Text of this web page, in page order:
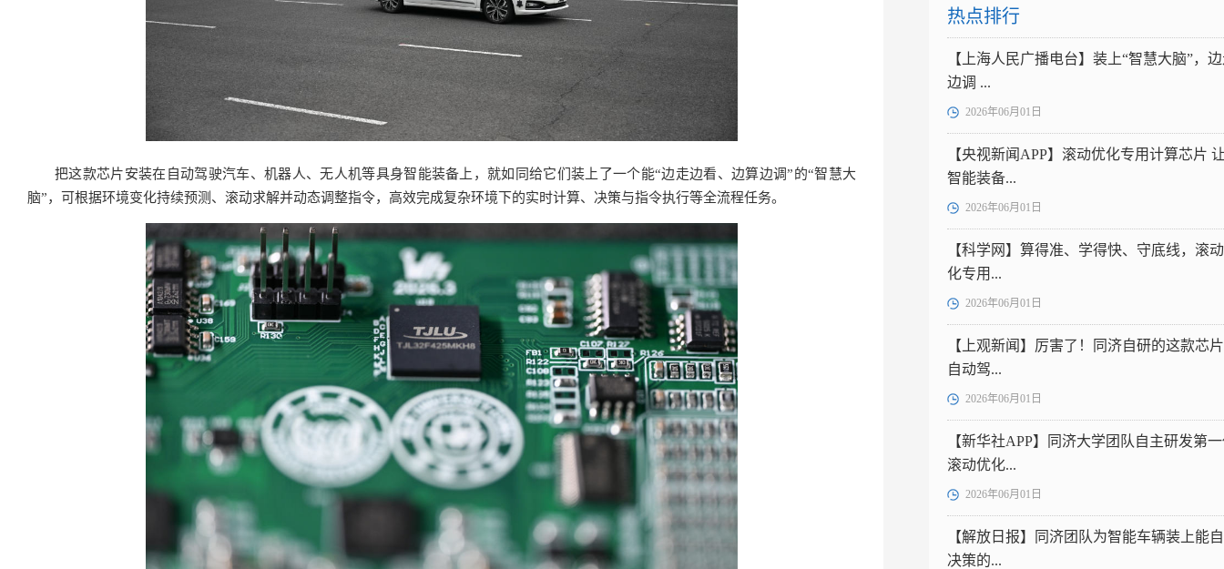
把这款芯片安装在自动驾驶汽车、机器人、无人机等具身智能装备上，就如同给它们装上了一个能“边走边看、边算边调”的“智慧大
脑”，可根据环境变化持续预测、滚动求解并动态调整指令，高效完成复杂环境下的实时计算、决策与指令执行等全流程任务。
热点排行
【上海人民广播电台】装上“智慧大脑”，
边调 ...
2026年06月01日
【央视新闻APP】滚动优化专用计算芯片
智能装备...
2026年06月01日
【科学网】算得准、学得快、守底线，滚
化专用...
2026年06月01日
【上观新闻】厉害了！同济自研的这款芯
自动驾...
2026年06月01日
【新华社APP】同济大学团队自主研发第
滚动优化...
2026年06月01日
【解放日报】同济团队为智能车辆装上能
决策的...